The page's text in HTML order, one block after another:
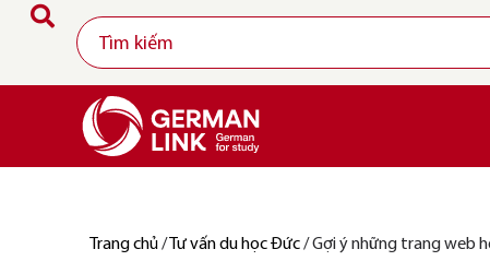
Trang chủ/ Tư vấn du học Đức/Gợi ý những trang web